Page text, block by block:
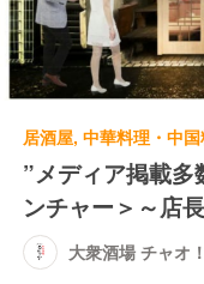
”メディア掲載
ンチャー＞～店
大衆酒場 チャオ